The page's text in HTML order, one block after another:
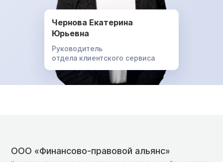
Чернова Екатерина
Юрьевна
Руководитель
отдела клиентского сервиса
ООО «Финансово-правовой альянс»